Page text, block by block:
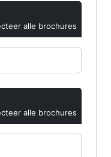
alle brochures
alle brochures